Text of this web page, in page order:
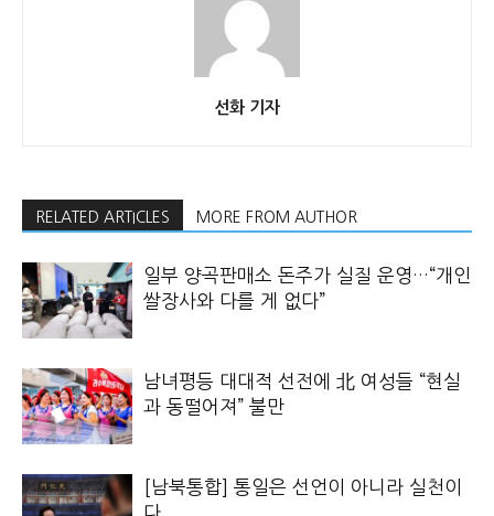
선화 기자
RELATED ARTICLES MORE FROM AUTHOR
일부 양곡판매소 돈주가 실질 운영…“개인
쌀장사와 다를 게 없다”
남녀평등 대대적 선전에 北 여성들 “현실
과 동떨어져” 불만
[남북통합] 통일은 선언이 아니라 실천이
다